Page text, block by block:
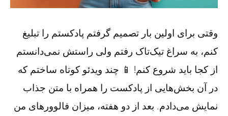
وقتی برای اولین بار تصمیم گرفتم پادکستم را تبلیغ
کنم، به سراغ تیک‌تاک رفتم ولی راستش نمی‌دانستم
از کجا باید شروع کنم! 📱 چند ویدئو کوتاه ساختم که
در آن بخش‌هایی از پادکست را همراه با متن جذاب
نمایش می‌دادم. بعد از دو هفته، میزان فالوورهای من